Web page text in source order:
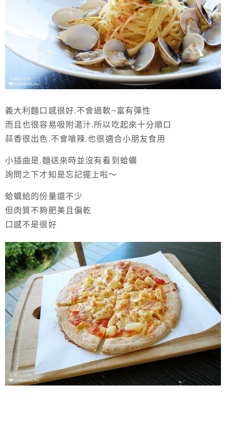
義大利麵口感很好.不會過軟~富有彈性
而且也很容易吸附湯汁.所以吃起來十分順口
蒜香很出色.不會嗆辣.也很適合小朋友食用
小插曲是.麵送來時並沒有看到蛤蠣
詢問之下才知是忘記擺上啦～
蛤蠣給的份量還不少
但肉質不夠肥美且偏乾
口感不是很好